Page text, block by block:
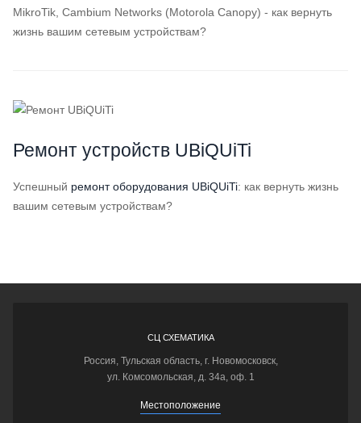
MikroTik, Cambium Networks (Motorola Canopy) - как вернуть
жизнь вашим сетевым устройствам?
Ремонт устройств UBiQUiTi
Успешный ремонт оборудования UBiQUiTi: как вернуть жизнь
вашим сетевым устройствам?
СЦ СХЕМАТИКА
Россия, Тульская область, г. Новомосковск,
ул. Комсомольская, д. 34а, оф. 1
Местоположение